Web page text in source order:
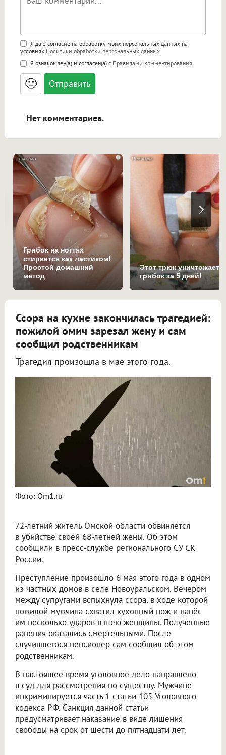
Поддержка HTML
<b>, <strong>, <u>, <i>, <em>, <s>, <big>,
<small>, <sup>, <sub>, <pre>, <ul>, <ol>, <li>,
<blockquote>, <code> экранирует HTML,
адреса URL автоматически становятся
ссылками, и [img]адрес[/img] будет
Я даю согласие на обработку моих персональных данных на
условиях Политики обработки персональных данных.
Я ознакомлен(а) и согласен(а) с Правилами комментирования.
🙂
Нет комментариев.
i
Грибок на ногтях
стирается как ластиком!
Простой домашний
метод
Этот трюк уничтожает
грибок за 5 дней!
Ссора на кухне закончилась трагедией:
пожилой омич зарезал жену и сам
сообщил родственникам
Трагедия произошла в мае этого года.
Фото: Om1.ru
72-летний житель Омской области обвиняется
в убийстве своей 68-летней жены. Об этом
сообщили в пресс-службе регионального СУ СК
России.
Преступление произошло 6 мая этого года в одном
из частных домов в селе Новоуральском. Вечером
между супругами вспыхнула ссора, в ходе которой
пожилой мужчина схватил кухонный нож и нанёс
им несколько ударов в шею женщины. Полученные
ранения оказались смертельными. После
случившегося пенсионер сам сообщил об этом
родственникам.
В настоящее время уголовное дело направлено
в суд для рассмотрения по существу. Мужчине
инкриминируется часть 1 статьи 105 Уголовного
кодекса РФ. Санкция данной статьи
предусматривает наказание в виде лишения
свободы на срок от шести до пятнадцати лет.